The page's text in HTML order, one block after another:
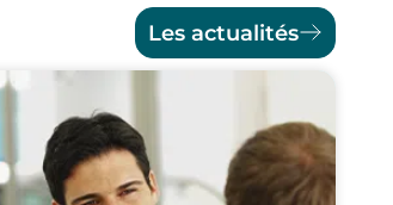
Les actualités